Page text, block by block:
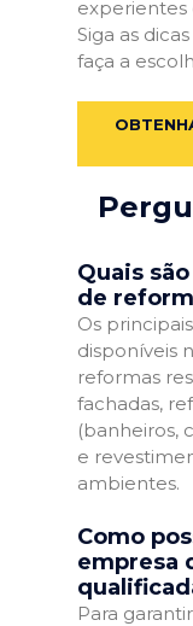
experientes
Siga as
faça a
Quais
de
Os
disponíveis
reformas
fachadas,
(banheiros,
e
ambientes.
Como
empresa
Para